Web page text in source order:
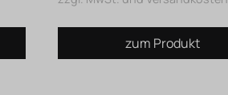
zum Produkt